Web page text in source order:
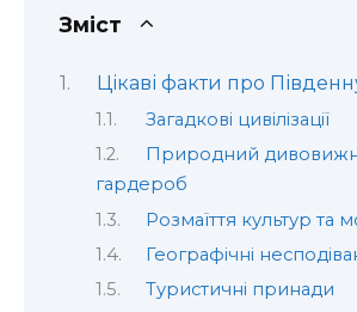
Зміст
Цікаві факти про
Загадкові цивілізації
Природний
гардероб
Розмаїття культур та
Географічні
Туристичні принади